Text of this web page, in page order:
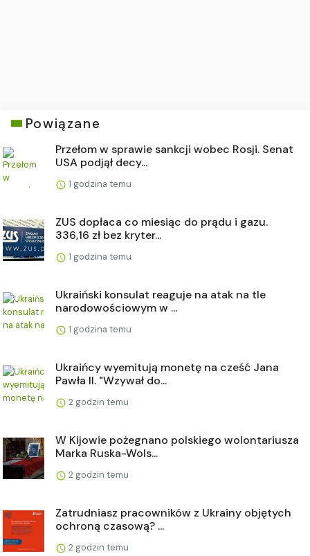
Powiązane
Przełom w sprawie sankcji wobec Rosji. Senat
USA podjął decy...
1 godzina temu
ZUS dopłaca co miesiąc do prądu i gazu.
336,16 zł bez kryter...
1 godzina temu
Ukraiński konsulat reaguje na atak na tle
narodowościowym w ...
1 godzina temu
Ukraińcy wyemitują monetę na cześć Jana
Pawła II. "Wzywał do...
2 godzin temu
W Kijowie pożegnano polskiego wolontariusza
Marka Ruska-Wols...
2 godzin temu
Zatrudniasz pracowników z Ukrainy objętych
ochroną czasową? ...
2 godzin temu